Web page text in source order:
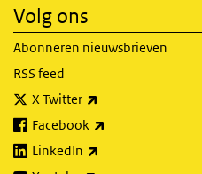
Volg ons
Abonneren nieuwsbrieven
RSS feed
X Twitter
Facebook
LinkedIn